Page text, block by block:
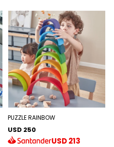
PUZZLE RAINBOW
USD 250
USD213